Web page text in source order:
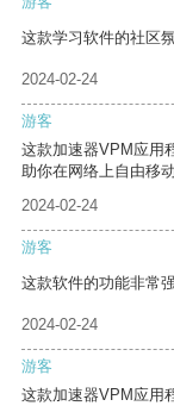
这款学习软件的社区
2024-02-24
游客
这款加速器VPM应用
助你在网络上自由移动
2024-02-24
游客
这款软件的功能非常
2024-02-24
游客
这款加速器VPM应用